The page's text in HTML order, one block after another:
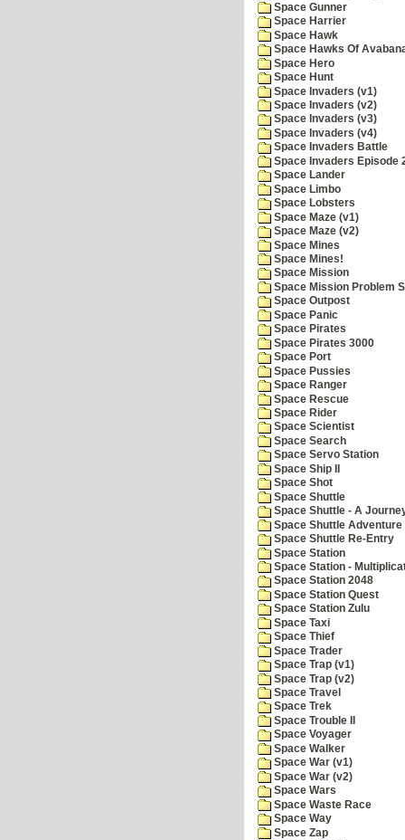
Space Gunner
Space Harrier
Space Hawk
Space Hawks Of
Space Hero
Space Hunt
Space Invaders (v1)
Space Invaders (v2)
Space Invaders (v3)
Space Invaders (v4)
Space Invaders Battle
Space Invaders Episode
Space Lander
Space Limbo
Space Lobsters
Space Maze (v1)
Space Maze (v2)
Space Mines
Space Mines!
Space Mission
Space Mission Problem
Space Outpost
Space Panic
Space Pirates
Space Pirates 3000
Space Port
Space Pussies
Space Ranger
Space Rescue
Space Rider
Space Scientist
Space Search
Space Servo Station
Space Ship II
Space Shot
Space Shuttle
Space Shuttle - A
Space Shuttle Adventure
Space Shuttle Re-Entry
Space Station
Space Station -
Space Station 2048
Space Station Quest
Space Station Zulu
Space Taxi
Space Thief
Space Trader
Space Trap (v1)
Space Trap (v2)
Space Travel
Space Trek
Space Trouble II
Space Voyager
Space Walker
Space War (v1)
Space War (v2)
Space Wars
Space Waste Race
Space Way
Space Zap